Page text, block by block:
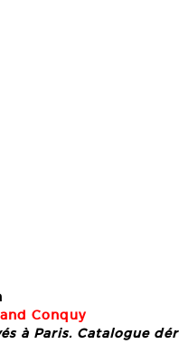
Conquy
à Paris. Catalogue